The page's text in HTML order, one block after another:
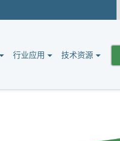
行业应用 技术资源